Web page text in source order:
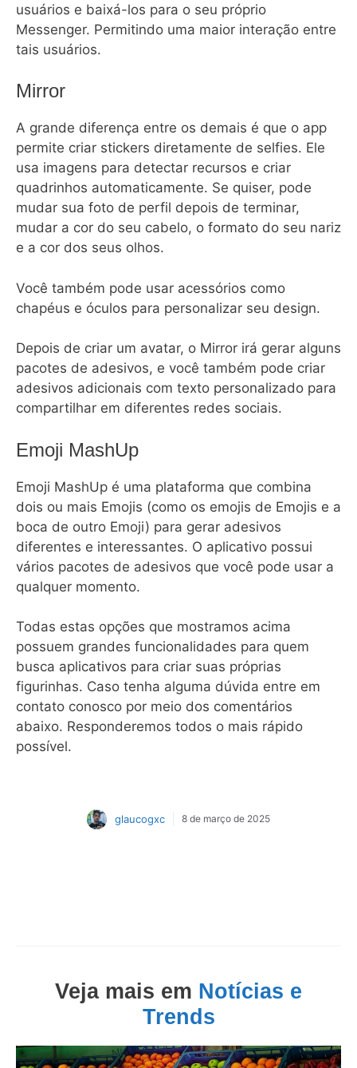
usuários e baixá-los para o seu próprio
Messenger. Permitindo uma maior interação entre
tais usuários.
Mirror
A grande diferença entre os demais é que o app
permite criar stickers diretamente de selfies. Ele
usa imagens para detectar recursos e criar
quadrinhos automaticamente. Se quiser, pode
mudar sua foto de perfil depois de terminar,
mudar a cor do seu cabelo, o formato do seu nariz
e a cor dos seus olhos.
Você também pode usar acessórios como
chapéus e óculos para personalizar seu design.
Depois de criar um avatar, o Mirror irá gerar alguns
pacotes de adesivos, e você também pode criar
adesivos adicionais com texto personalizado para
compartilhar em diferentes redes sociais.
Emoji MashUp
Emoji MashUp é uma plataforma que combina
dois ou mais Emojis (como os emojis de Emojis e a
boca de outro Emoji) para gerar adesivos
diferentes e interessantes. O aplicativo possui
vários pacotes de adesivos que você pode usar a
qualquer momento.
Todas estas opções que mostramos acima
possuem grandes funcionalidades para quem
busca aplicativos para criar suas próprias
figurinhas. Caso tenha alguma dúvida entre em
contato conosco por meio dos comentários
abaixo. Responderemos todos o mais rápido
possível.
glaucogxc 8 de março de 2025
Veja mais em Notícias e
Trends